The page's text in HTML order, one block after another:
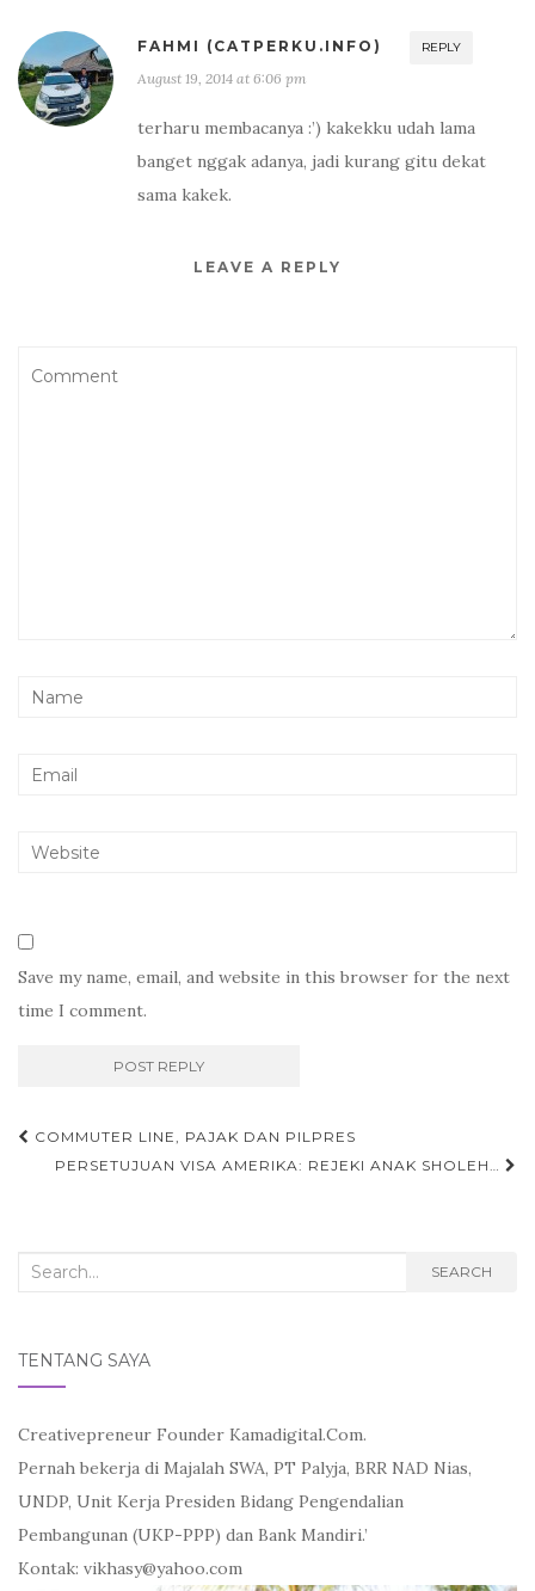
FAHMI (CATPERKU.INFO) REPLY
August 19, 2014 at 6:06 pm
terharu membacanya :’) kakekku udah lama
banget nggak adanya, jadi kurang gitu dekat
sama kakek.
LEAVE A REPLY
Save my name, email, and website in this browser for the next
time I comment.
Post
navigation
COMMUTER LINE, PAJAK DAN PILPRES
PERSETUJUAN VISA AMERIKA: REJEKI ANAK SHOLEH…
Search
SEARCH
TENTANG SAYA
Creativepreneur Founder Kamadigital.Com.
Pernah bekerja di Majalah SWA, PT Palyja, BRR NAD Nias,
UNDP, Unit Kerja Presiden Bidang Pengendalian
Pembangunan (UKP-PPP) dan Bank Mandiri.’
Kontak: vikhasy@yahoo.com